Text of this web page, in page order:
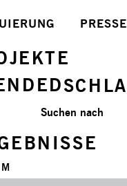
PRESSE
Suchen nach